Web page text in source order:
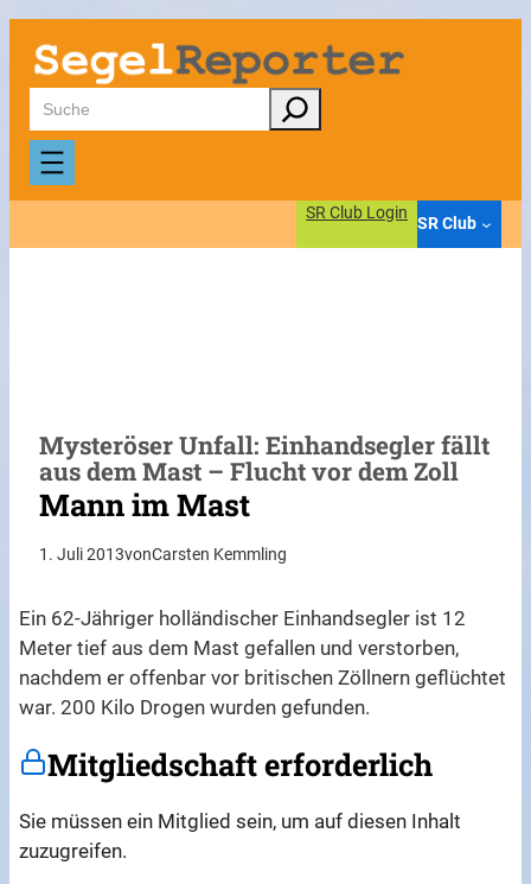
Zum
Inhalt
springen
Suchen
SR Club Login
SR Club
Mysteröser Unfall: Einhandsegler fällt
aus dem Mast – Flucht vor dem Zoll
Mann im Mast
1. Juli 2013vonCarsten Kemmling
Ein 62-Jähriger holländischer Einhandsegler ist 12
Meter tief aus dem Mast gefallen und verstorben,
nachdem er offenbar vor britischen Zöllnern geflüchtet
war. 200 Kilo Drogen wurden gefunden.
Mitgliedschaft erforderlich
Sie müssen ein Mitglied sein, um auf diesen Inhalt
zuzugreifen.